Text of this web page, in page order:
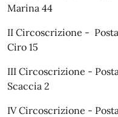
Marina 44
II Circoscrizione -
Ciro 15
III Circoscrizione -
Scaccia 2
IV Circoscrizione -